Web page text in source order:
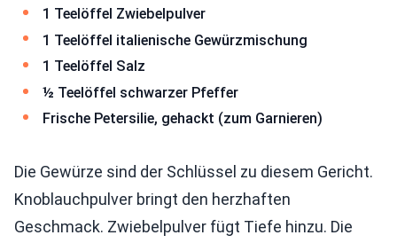
1 Teelöffel Zwiebelpulver
1 Teelöffel italienische Gewürzmischung
1 Teelöffel Salz
½ Teelöffel schwarzer Pfeffer
Frische Petersilie, gehackt (zum Garnieren)
Die Gewürze sind der Schlüssel zu diesem Gericht.
Knoblauchpulver bringt den herzhaften
Geschmack. Zwiebelpulver fügt Tiefe hinzu. Die